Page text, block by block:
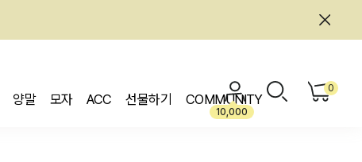
양말 모자 ACC 선물하기 COMMUNITY
10,000
0